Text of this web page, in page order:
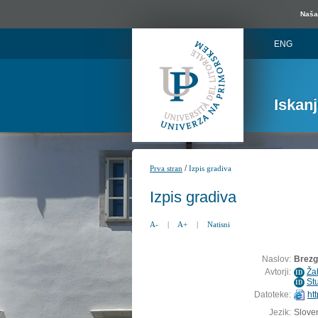
ENG
Prva stran /Izpis gradiva
Izpis gradiva
A- | A+ | Natisni
Naslov:
Avtorji: ID
ID
Datoteke:
Jezik: